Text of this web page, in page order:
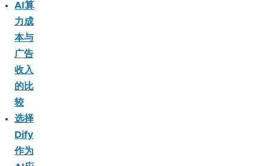
AI算
力成
本与
广告
收入
的比
较
选择
Dify
作为